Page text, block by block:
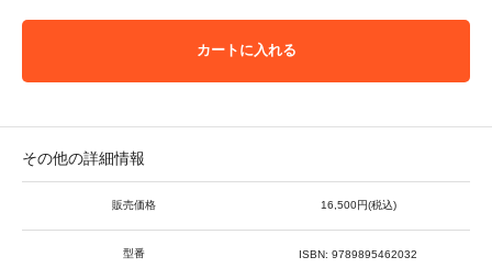
カートに入れる
その他の詳細情報
販売価格 16,500円(税込)
型番 ISBN: 9789895462032